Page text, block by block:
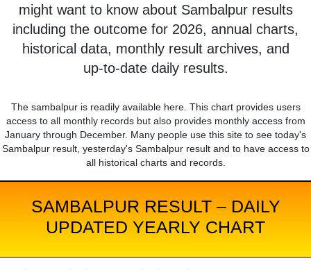
might want to know about Sambalpur results
including the outcome for 2026, annual charts,
historical data, monthly result archives, and
up-to-date daily results.
The sambalpur is readily available here. This chart provides users
access to all monthly records but also provides monthly access from
January through December. Many people use this site to see today's
Sambalpur result, yesterday's Sambalpur result and to have access to
all historical charts and records.
SAMBALPUR RESULT – DAILY
UPDATED YEARLY CHART